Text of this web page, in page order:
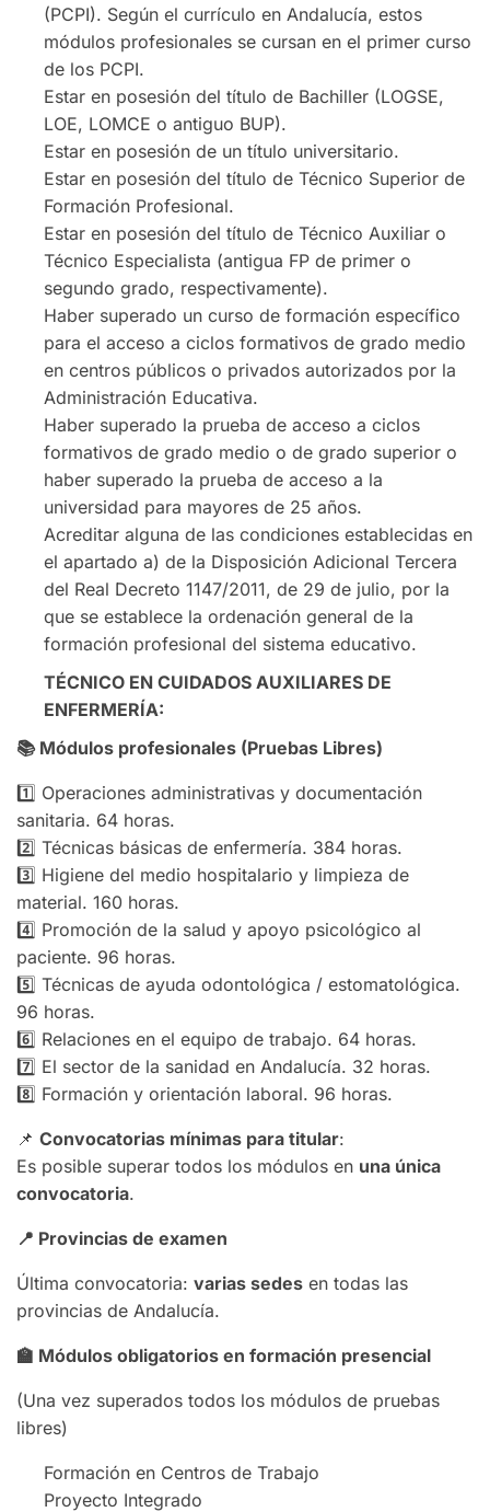
(PCPI). Según el currículo en Andalucía, estos
módulos profesionales se cursan en el primer curso
de los PCPI.
Estar en posesión del título de Bachiller (LOGSE,
LOE, LOMCE o antiguo BUP).
Estar en posesión de un título universitario.
Estar en posesión del título de Técnico Superior de
Formación Profesional.
Estar en posesión del título de Técnico Auxiliar o
Técnico Especialista (antigua FP de primer o
segundo grado, respectivamente).
Haber superado un curso de formación específico
para el acceso a ciclos formativos de grado medio
en centros públicos o privados autorizados por la
Administración Educativa.
Haber superado la prueba de acceso a ciclos
formativos de grado medio o de grado superior o
haber superado la prueba de acceso a la
universidad para mayores de 25 años.
Acreditar alguna de las condiciones establecidas en
el apartado a) de la Disposición Adicional Tercera
del Real Decreto 1147/2011, de 29 de julio, por la
que se establece la ordenación general de la
formación profesional del sistema educativo.
TÉCNICO EN CUIDADOS AUXILIARES DE
ENFERMERÍA:
📚Módulos profesionales (Pruebas Libres)
1️⃣ Operaciones administrativas y documentación
sanitaria. 64 horas.
2️⃣ Técnicas básicas de enfermería. 384 horas.
3️⃣ Higiene del medio hospitalario y limpieza de
material. 160 horas.
4️⃣ Promoción de la salud y apoyo psicológico al
paciente. 96 horas.
5️⃣ Técnicas de ayuda odontológica / estomatológica.
96 horas.
6️⃣ Relaciones en el equipo de trabajo. 64 horas.
7️⃣ El sector de la sanidad en Andalucía. 32 horas.
8️⃣ Formación y orientación laboral. 96 horas.
📌 Convocatorias mínimas para titular:
Es posible superar todos los módulos en una única
convocatoria.
📍 Provincias de examen
Última convocatoria: varias sedes en todas las
provincias de Andalucía.
🏫 Módulos obligatorios en formación presencial
(Una vez superados todos los módulos de pruebas
libres)
Formación en Centros de Trabajo
Proyecto Integrado